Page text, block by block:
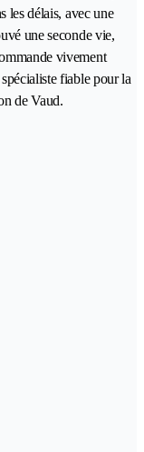
les délais, avec une
une seconde vie,
vivement
fiable pour la
de Vaud.